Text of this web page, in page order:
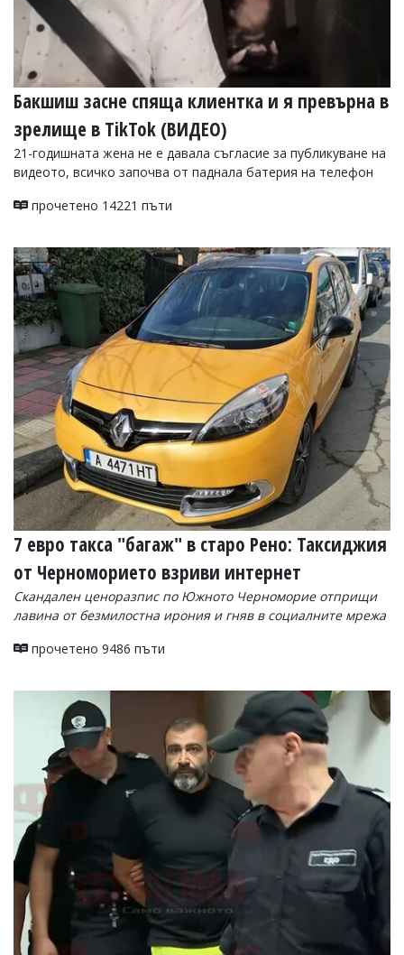
Бакшиш засне спяща клиентка и я превърна в
зрелище в TikTok (ВИДЕО)
21-годишната жена не е давала съгласие за публикуване на
видеото, всичко започва от паднала батерия на телефон
прочетено 14221 пъти
7 евро такса "багаж" в старо Рено: Таксиджия
от Черноморието взриви интернет
Скандален ценоразпис по Южното Черноморие отприщи
лавина от безмилостна ирония и гняв в социалните мрежа
прочетено 9486 пъти